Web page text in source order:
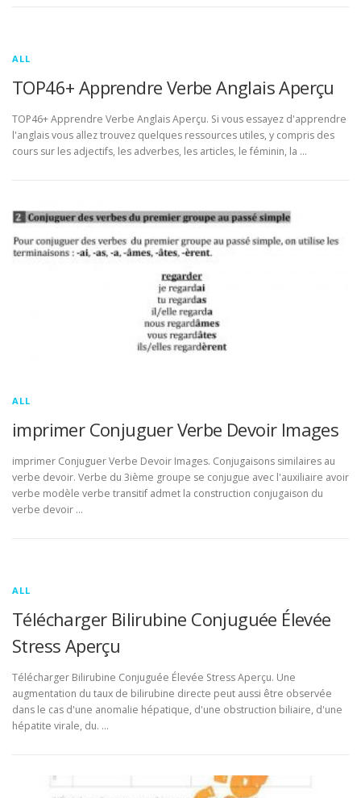
ALL
TOP46+ Apprendre Verbe Anglais Aperçu
TOP46+ Apprendre Verbe Anglais Aperçu. Si vous essayez d'apprendre
l'anglais vous allez trouvez quelques ressources utiles, y compris des
cours sur les adjectifs, les adverbes, les articles, le féminin, la …
ALL
imprimer Conjuguer Verbe Devoir Images
imprimer Conjuguer Verbe Devoir Images. Conjugaisons similaires au
verbe devoir. Verbe du 3ième groupe se conjugue avec l'auxiliaire avoir
verbe modèle verbe transitif admet la construction conjugaison du
verbe devoir …
ALL
Télécharger Bilirubine Conjuguée Élevée
Stress Aperçu
Télécharger Bilirubine Conjuguée Élevée Stress Aperçu. Une
augmentation du taux de bilirubine directe peut aussi être observée
dans le cas d'une anomalie hépatique, d'une obstruction biliaire, d'une
hépatite virale, du. …